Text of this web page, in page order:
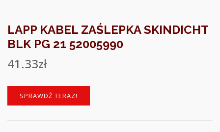
LAPP KABEL ZAŚLEPKA SKINDICHT
BLK PG 21 52005990
41.33zł
SPRAWDŹ TERAZ!